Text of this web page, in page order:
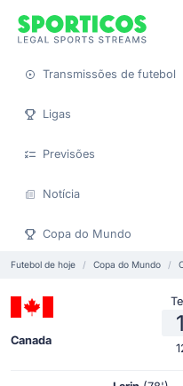
Transmissões de futebol
Ligas
Previsões
Notícia
Copa do Mundo
Futebol de hoje Copa do Mundo
Canada
1